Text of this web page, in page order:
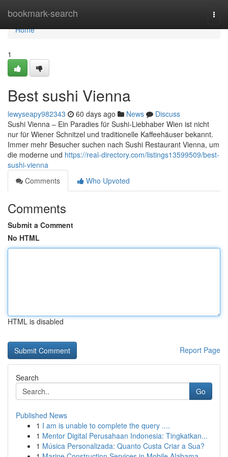
bookmark-search
Home
Home
1
Best sushi Vienna
lewyseapy982343 60 days ago News
Discuss
Sushi Vienna – Ein Paradies für Sushi-Liebhaber Wien ist nicht
nur für Wiener Schnitzel und traditionelle Kaffeehäuser bekannt.
Immer mehr Besucher suchen nach Sushi Restaurant Vienna, um
die moderne und https://real-directory.com/listings13599509/best-
sushi-vienna
Comments
Who Upvoted
Comments
Submit a Comment
No HTML
HTML is disabled
Report Page
Search
Go
Published News
1 I am is unable to complete the query ....
1 Mentor Digital Perusahaan Indonesia: Tingkatkan...
1 Música Personalizada: Quanto Custa Criar a Sua?